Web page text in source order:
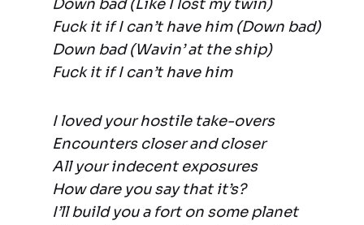
Down bad (Like I lost my twin)
Fuck it if I can’t have him (Down bad)
Down bad (Wavin’ at the ship)
Fuck it if I can’t have him
I loved your hostile take-overs
Encounters closer and closer
All your indecent exposures
How dare you say that it’s?
I’ll build you a fort on some planet